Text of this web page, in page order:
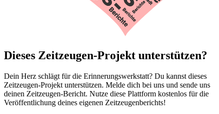
Dieses Zeitzeugen-Projekt unterstützen?
Dein Herz schlägt für die Erinnerungswerkstatt? Du kannst dieses
Zeitzeugen-Projekt unterstützen. Melde dich bei uns und sende uns
deinen Zeitzeugen-Bericht. Nutze diese Plattform kostenlos für die
Veröffentlichung deines eigenen Zeitzeugenberichts!